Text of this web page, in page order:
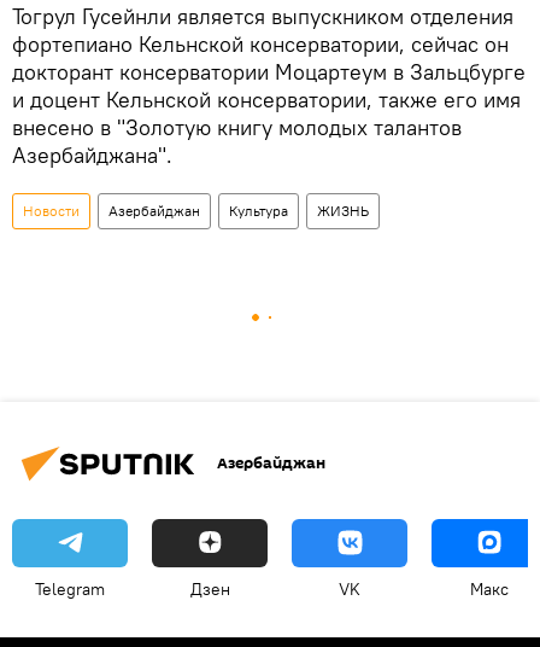
Тогрул Гусейнли является выпускником отделения
фортепиано Кельнской консерватории, сейчас он
докторант консерватории Моцартеум в Зальцбурге
и доцент Кельнской консерватории, также его имя
внесено в "Золотую книгу молодых талантов
Азербайджана".
Новости Азербайджан Культура ЖИЗНЬ
Азербайджан
Telegram Дзен VK Макс